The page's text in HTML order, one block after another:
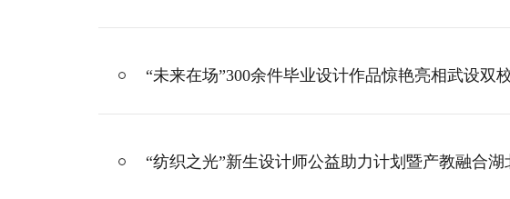
“未来在场”300余件毕业设计作品惊艳亮相武设双
“纺织之光”新生设计师公益助力计划暨产教融合